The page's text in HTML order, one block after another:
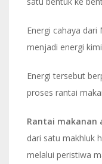
Energi cahaya
menjadi energi
Energi tersebut
proses rantai
Rantai makanan
dari satu makhluk
melalui peristiwa